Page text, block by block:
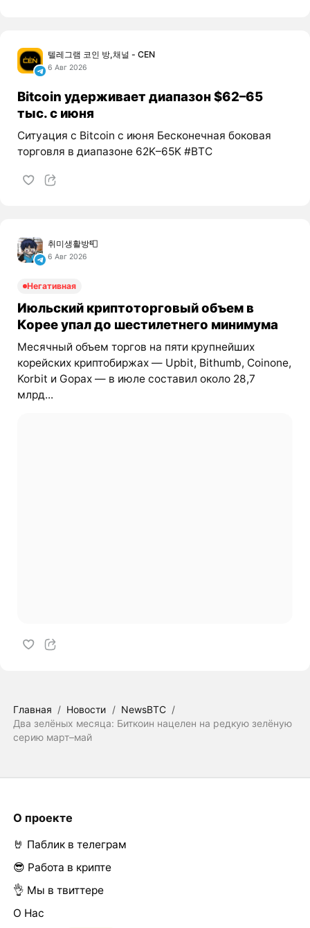
텔레그램 코인 방,채널 - CEN
6 Авг 2026
Bitcoin удерживает диапазон $62–65
тыс. с июня
Ситуация с Bitcoin с июня Бесконечная боковая
торговля в диапазоне 62K–65K #BTC
취미생활방📮
6 Авг 2026
Негативная
Июльский криптоторговый объем в
Корее упал до шестилетнего минимума
Месячный объем торгов на пяти крупнейших
корейских криптобиржах — Upbit, Bithumb, Coinone,
Korbit и Gopax — в июле составил около 28,7
млрд...
Главная / Новости / NewsBTC /
Два зелёных месяца: Биткоин нацелен на редкую зелёную
серию март–май
О проекте
🤘 Паблик в телеграм
😎 Работа в крипте
👌 Мы в твиттере
О Нас